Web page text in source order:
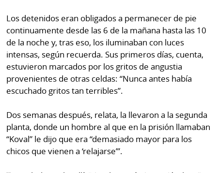
Los detenidos eran obligados a permanecer de pie
continuamente desde las 6 de la mañana hasta las 10
de la noche y, tras eso, los iluminaban con luces
intensas, según recuerda. Sus primeros días, cuenta,
estuvieron marcados por los gritos de angustia
provenientes de otras celdas: “Nunca antes había
escuchado gritos tan terribles”.
Dos semanas después, relata, la llevaron a la segunda
planta, donde un hombre al que en la prisión llamaban
“Koval” le dijo que era “demasiado mayor para los
chicos que vienen a ‘relajarse’”.